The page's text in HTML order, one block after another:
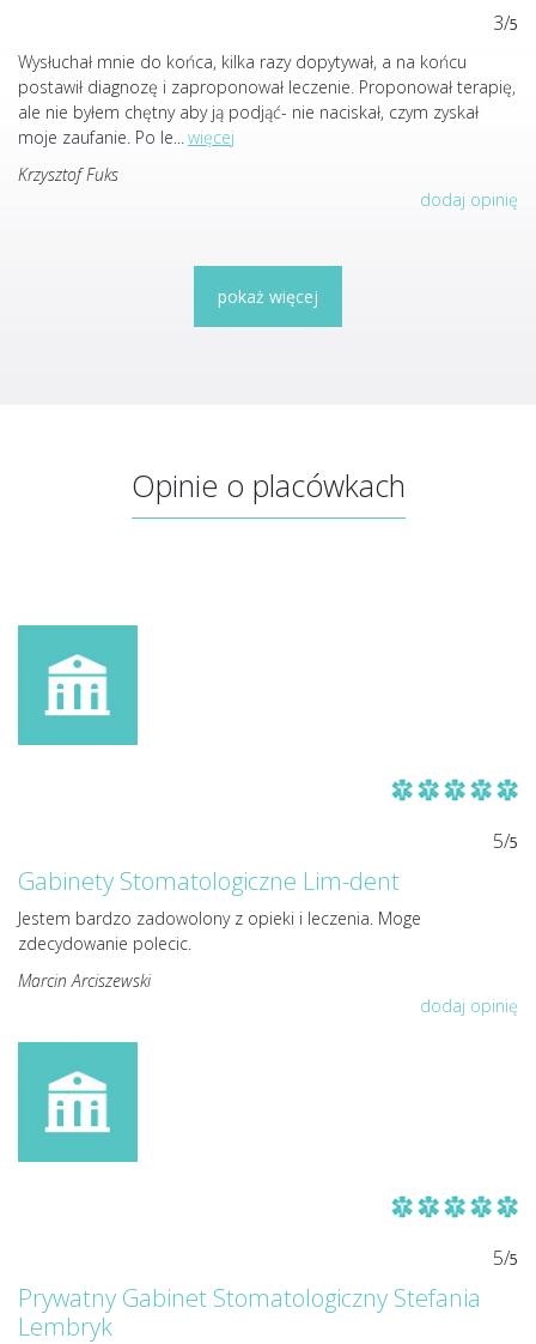
3/5
Wysłuchał mnie do końca, kilka razy dopytywał, a na końcu
postawił diagnozę i zaproponował leczenie. Proponował terapię,
ale nie byłem chętny aby ją podjąć- nie naciskał, czym zyskał
moje zaufanie. Po le...więcej
Krzysztof Fuks
dodaj opinię
pokaż więcej
Opinie o placówkach
5/5
Gabinety Stomatologiczne Lim-dent
Jestem bardzo zadowolony z opieki i leczenia. Moge
zdecydowanie polecic.
Marcin Arciszewski
dodaj opinię
5/5
Prywatny Gabinet Stomatologiczny Stefania
Lembryk